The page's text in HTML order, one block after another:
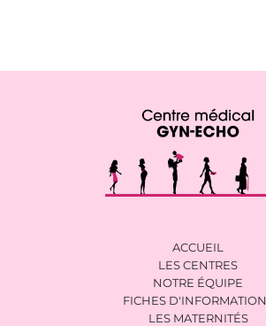
ACCUEIL
LES CENTRES
NOTRE ÉQUIPE
FICHES
LES MATERNITÉS